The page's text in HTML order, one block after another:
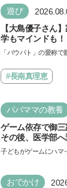
遊び
【大島優子さん
学もマインドも
声優をつとめた
できると子どもに
「パウパト」の愛称で
ザ…#長南真理恵
パパママの教養
ゲーム依存で御
その後、医学部
「ゲームの経験が
子どもがゲームにハマ
い…
おでかけ